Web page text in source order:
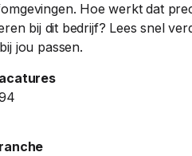
Hoe werkt dat
bij dit bedrijf? Lees snel
jou passen.